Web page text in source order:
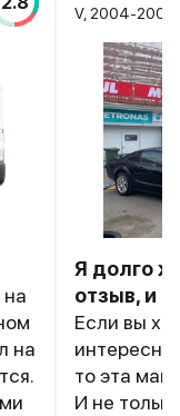
на
V, 2004-2009
Я долго
отзыв, и
Если вы
то эта
И не